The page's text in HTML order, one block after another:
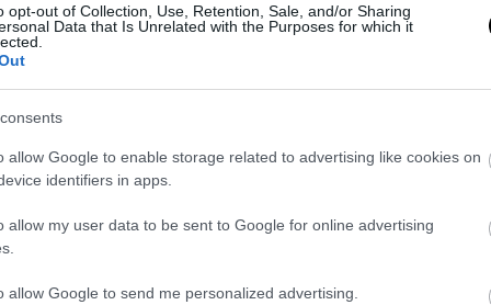
opt-out of Collection, Use, Retention, Sale, and/or Sharing
Data that Is Unrelated with the Purposes for which it
allow Google to enable storage related to advertising like cookies on
identifiers in apps.
allow my user data to be sent to Google for online advertising
allow Google to send me personalized advertising.
γεγονός που μπορεί να τους κάνει να
έχουν γενικά μια θετική οπτική για τη ζωή,
να μένουν ακίνητοι ή να βρίσκονται σε ένα
μερικές φορές να τους κάνει ανήσυχους και
στη δική τους προσωπική ανάπτυξη και